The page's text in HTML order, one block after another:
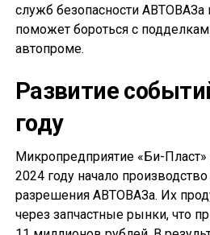
служб безопасности АВТОВАЗа
поможет бороться с
автопроме.
Развитие
году
Микропредприятие «Би-
2024 году начало
разрешения АВТОВАЗа. Их
через запчастные рынки, что